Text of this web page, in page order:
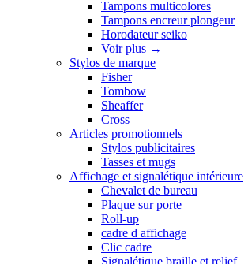
Tampons multicolores
Tampons encreur plongeur
Horodateur seiko
Voir plus →
Stylos de marque
Fisher
Tombow
Sheaffer
Cross
Articles promotionnels
Stylos publicitaires
Tasses et mugs
Affichage et signalétique intérieure
Chevalet de bureau
Plaque sur porte
Roll-up
cadre d affichage
Clic cadre
Signalétique braille et relief